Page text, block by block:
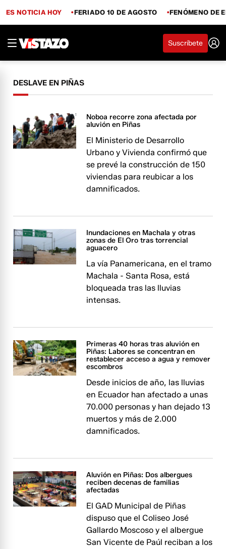
ES NOTICIA HOY FERIADO 10 DE AGOSTO FENÓMENO DE
Suscríbete
DESLAVE EN PIÑAS
Noboa recorre zona afectada por
aluvión en Piñas
El Ministerio de Desarrollo
Urbano y Vivienda confirmó que
se prevé la construcción de 150
viviendas para reubicar a los
damnificados.
Inundaciones en Machala y otras
zonas de El Oro tras torrencial
aguacero
La vía Panamericana, en el tramo
Machala - Santa Rosa, está
bloqueada tras las lluvias
intensas.
Primeras 40 horas tras aluvión en
Piñas: Labores se concentran en
restablecer acceso a agua y remover
escombros
Desde inicios de año, las lluvias
en Ecuador han afectado a unas
70.000 personas y han dejado 13
muertos y más de 2.000
damnificados.
Aluvión en Piñas: Dos albergues
reciben decenas de familias
afectadas
El GAD Municipal de Piñas
dispuso que el Coliseo José
Gallardo Moscoso y el albergue
San Vicente de Paúl reciban a los